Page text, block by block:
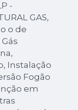
-
GAS,
o de
Instalação
Fogão
em